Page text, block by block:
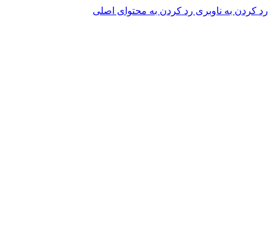
رد کردن به ناوبری رد کردن به محتوای اصلی